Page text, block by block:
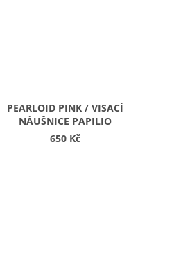
PEARLOID PINK / VISACÍ
NÁUŠNICE PAPILIO
650 Kč